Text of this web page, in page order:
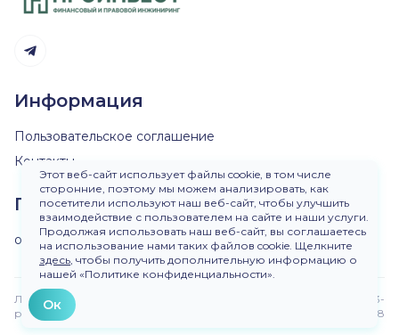
Этот веб-сайт использует файлы cookie, в том числе
сторонние, поэтому мы можем анализировать, как
посетители используют наш веб-сайт, чтобы улучшить
взаимодействие с пользователем на сайте и наши услуги.
Продолжая использовать наш веб-сайт, вы соглашаетесь
на использование нами таких файлов cookie. Щелкните
здесь, чтобы получить дополнительную информацию о
нашей «Политике конфиденциальности».
Ок
Telegram канал
Информация
Пользовательское соглашение
Контакты
Пишите нам
ok@dirinvest.ru
Любое использование материалов сайта без
разрешения запрещено.
Версия 3-
beta.48